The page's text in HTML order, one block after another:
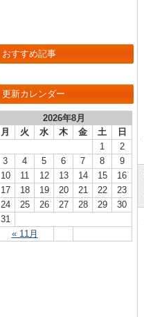
おすすめ記事
更新カレンダー
2026年8月
月
火 水 木 金 土 日
« 11月
1
2
3
4 5 6 7 8
9
10
11 12 13 14 15
16
17
18 19 20 21 22
23
24
25 26 27 28 29
30
31